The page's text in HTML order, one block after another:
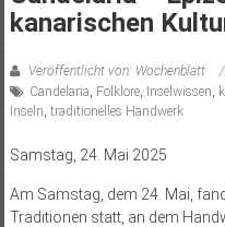
kanarischen
Veröffentlicht von: Wochenblatt
Candelaria, Folklore, Inselwissen,
Inseln, traditionelles Handwerk
Samstag, 24. Mai 2025
Am Samstag, dem 24. Mai,
Traditionen statt, an dem